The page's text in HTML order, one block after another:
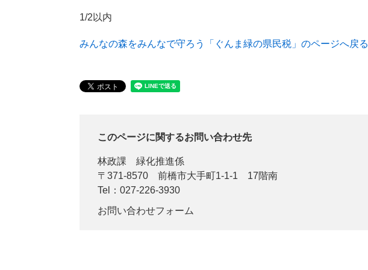
1/2以内
みんなの森をみんなで守ろう「ぐんま緑の県民税」のページへ戻る
このページに関するお問い合わせ先
林政課
緑化推進係
〒371-8570
前橋市大手町1-1-1 17階南
Tel：027-226-3930
お問い合わせフォーム